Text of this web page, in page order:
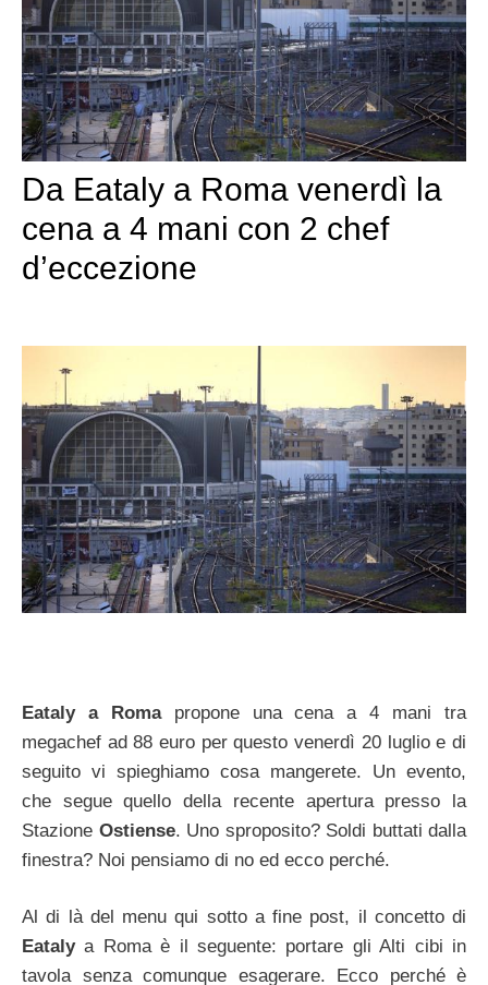
Da Eataly a Roma venerdì la
cena a 4 mani con 2 chef
d’eccezione
Eataly a Romapropone una cena a 4 mani tra
megachef ad 88 euro per questo venerdì 20 luglio e di
seguito vi spieghiamo cosa mangerete. Un evento,
che segue quello della recente apertura presso la
Stazione Ostiense. Uno sproposito? Soldi buttati dalla
finestra? Noi pensiamo di no ed ecco perché.
Al di là del menu qui sotto a fine post, il concetto di
Eatalya Roma è il seguente: portare gli Alti cibi in
tavola senza comunque esagerare. Ecco perché è